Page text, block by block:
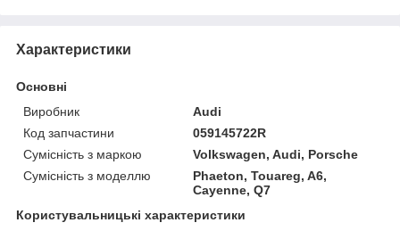
Характеристики
Основні
Виробник
Audi
Код запчастини
059145722R
Сумісність з маркою
Volkswagen, Audi, Porsche
Сумісність з моделлю
Phaeton, Touareg, A6,
Cayenne, Q7
Користувальницькі характеристики